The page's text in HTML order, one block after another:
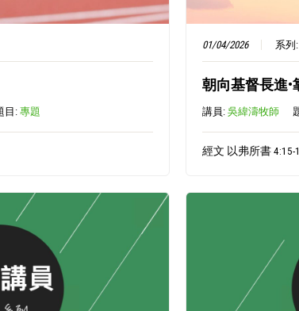
目: 專題
01/04/2026 系
朝向基督長進•
講員:吳緯濤牧師
經文 以弗所書